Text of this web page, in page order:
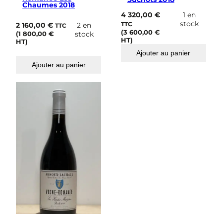
Chaumes 2018
2 160,00€ TTC
(1 800,00€
HT)
2 en
stock
Ajouter au panier
4 320,00 €
TTC
(3 600,00 €
HT)
1 en
stock
Ajouter au panier